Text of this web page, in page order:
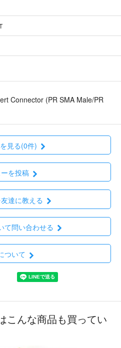
Connector (PR SMA Male/PR
見る(0件)
を投稿
達に教える
て問い合わせる
ついて
こんな商品も買ってい